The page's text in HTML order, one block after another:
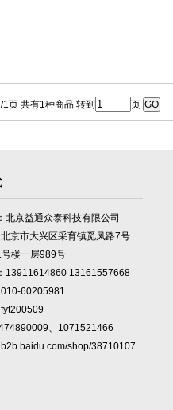
页 共有1种商品 转到 页
北京益通众泰科技有限公司
市大兴区采育镇觅凤路7号
层989号
13911614860 13161557668
60205981
、1071521466
shop/38710107